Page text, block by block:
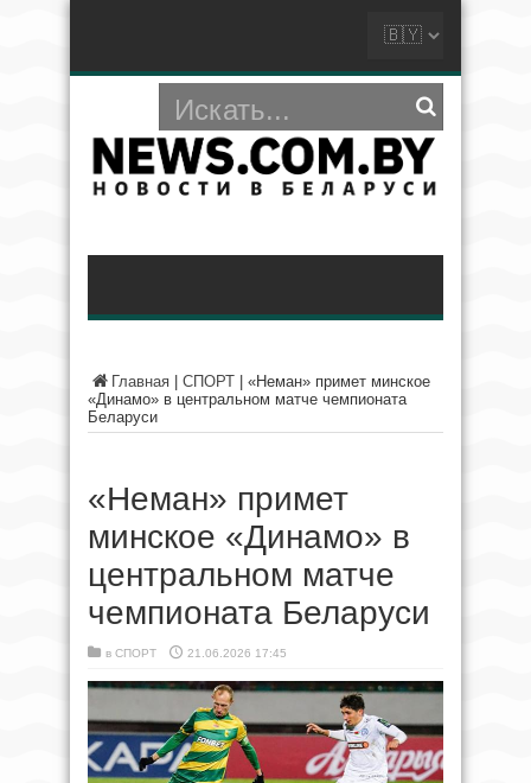
Главная СПОРТ
«Неман» примет минское
«Динамо» в центральном матче чемпионата
Беларуси
«Неман» примет
минское «Динамо» в
центральном матче
чемпионата Беларуси
в СПОРТ 21.06.2026 17:45